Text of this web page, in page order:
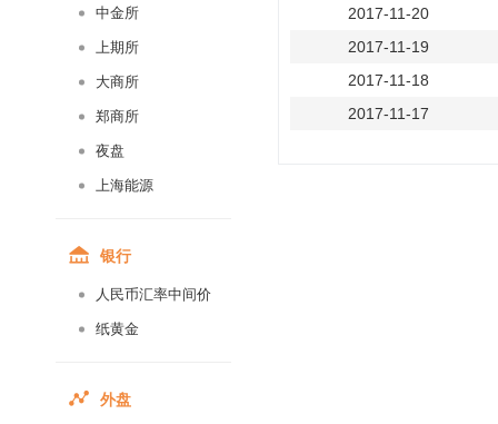
中金所
上期所
大商所
郑商所
夜盘
上海能源
银行
人民币汇率中间价
纸黄金
外盘
2017-11-20
2017-11-19
2017-11-18
2017-11-17